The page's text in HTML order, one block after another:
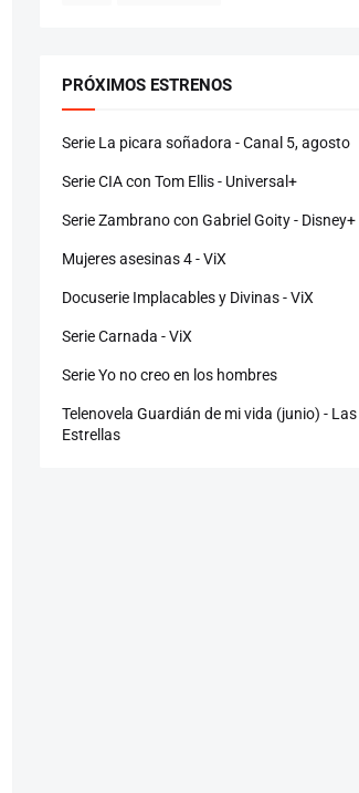
PRÓXIMOS ESTRENOS
Serie La picara soñadora - Canal 5, agosto
Serie CIA con Tom Ellis - Universal+
Serie Zambrano con Gabriel Goity - Disney+
Mujeres asesinas 4 - ViX
Docuserie Implacables y Divinas - ViX
Serie Carnada - ViX
Serie Yo no creo en los hombres
Telenovela Guardián de mi vida (junio) - Las
Estrellas